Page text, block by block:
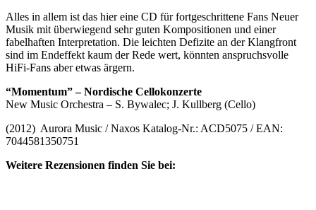
Alles in allem ist das hier eine CD für fortgeschrittene Fans Neuer
Musik mit überwiegend sehr guten Kompositionen und einer
fabelhaften Interpretation. Die leichten Defizite an der Klangfront
sind im Endeffekt kaum der Rede wert, könnten anspruchsvolle
HiFi-Fans aber etwas ärgern.
“Momentum” – Nordische Cellokonzerte
New Music Orchestra – S. Bywalec; J. Kullberg (Cello)
(2012) Aurora Music / Naxos Katalog-Nr.: ACD5075 / EAN:
7044581350751
Weitere Rezensionen finden Sie bei: